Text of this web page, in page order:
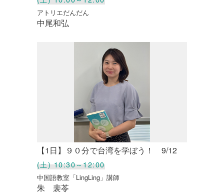
アトリエだんだん
中尾和弘
【1日】９０分で台湾を学ぼう！ 9/12
(土) 10:30～12:00
中国語教室「LingLing」講師
朱 裴苓